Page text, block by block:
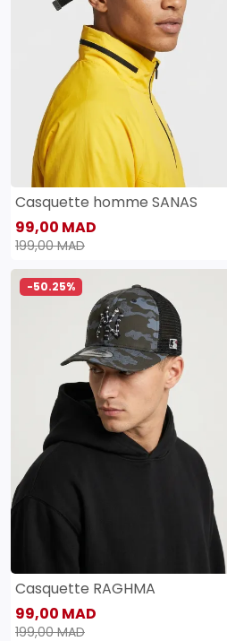
Casquette homme SANAS
99,00 MAD
199,00 MAD
-50.25%
Casquette RAGHMA
99,00 MAD
199,00 MAD